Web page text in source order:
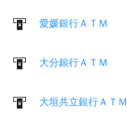
愛媛銀行ＡＴＭ
大分銀行ＡＴＭ
大垣共立銀行ＡＴＭ